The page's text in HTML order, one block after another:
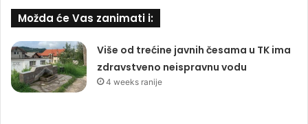
Možda će Vas zanimati i:
Više od trećine javnih česama u TK ima
zdravstveno neispravnu vodu
4 weeks ranije